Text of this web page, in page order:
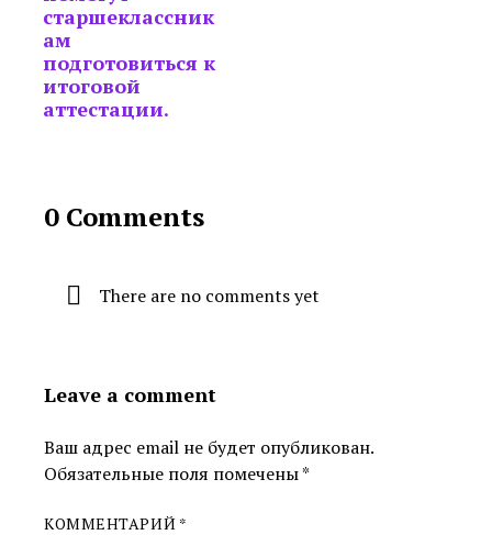
старшеклассник
ам
подготовиться к
итоговой
аттестации.
0 Comments
There are no comments yet
Leave a comment
Ваш адрес email не будет опубликован.
Обязательные поля помечены*
КОММЕНТАРИЙ *